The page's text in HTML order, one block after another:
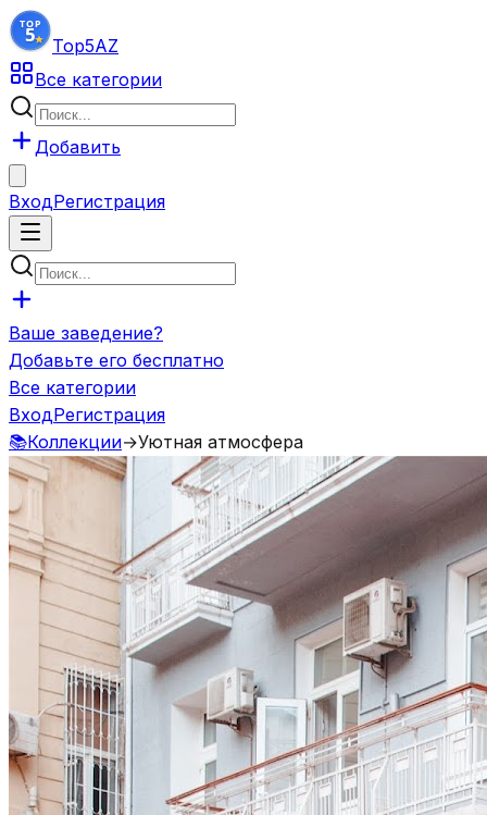
Top5AZ
Все категории
Добавить
ВходРегистрация
Ваше заведение?
Добавьте его бесплатно
Все категории
ВходРегистрация
📚Коллекции→Уютная атмосфера